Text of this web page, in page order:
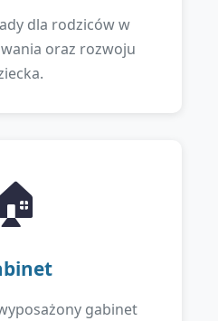
dla rodziców w
oraz rozwoju
gabinet